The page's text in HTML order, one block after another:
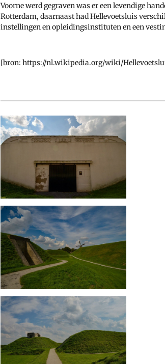
Voorne werd gegraven was er een levendige
Rotterdam, daarnaast had Hellevoetsluis
instellingen en opleidingsinstituten en een
[bron: https://nl.wikipedia.org/wiki/